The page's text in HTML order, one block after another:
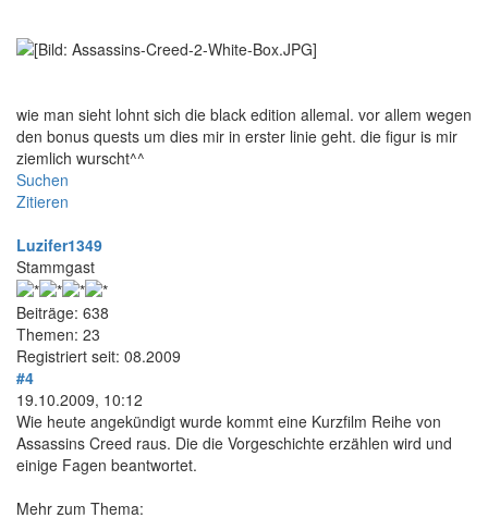
wie man sieht lohnt sich die black edition allemal. vor allem wegen
den bonus quests um dies mir in erster linie geht. die figur is mir
ziemlich wurscht^^
Suchen
Zitieren
Luzifer1349
Stammgast
Beiträge: 638
Themen: 23
Registriert seit: 08.2009
#4
19.10.2009, 10:12
Wie heute angekündigt wurde kommt eine Kurzfilm Reihe von
Assassins Creed raus. Die die Vorgeschichte erzählen wird und
einige Fagen beantwortet.
Mehr zum Thema: